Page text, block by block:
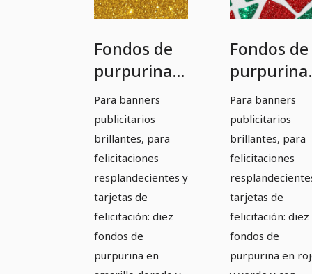
Fondos de
purpurina
en amarillo
dorado
Para banners
publicitarios
brillantes, para
felicitaciones
resplandecientes y
tarjetas de
felicitación: diez
fondos de
purpurina en
Fondos de
purpurina
en rojo y
verde
Para banners
publicitarios
brillantes, para
felicitaciones
tarjetas de
felicitación: diez
fondos de
purpurina en